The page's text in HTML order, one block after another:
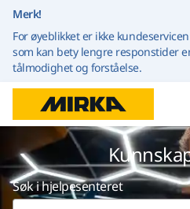
Merk!
For øyeblikket er ikke
som kan bety lengre responstider
tålmodighet og forståelse.
Søk i hjelpesenteret